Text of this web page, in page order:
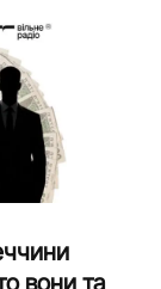
вони та